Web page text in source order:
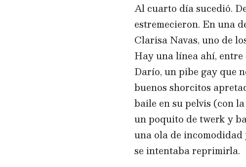
Al cuarto día sucedió.
estremecieron. En una
Clarisa Navas, uno de
Hay una línea ahí,
Darío, un pibe gay que
buenos shorcitos
baile en su pelvis (con
un poquito de twerk y
una ola de incomodidad
se intentaba reprimirla.